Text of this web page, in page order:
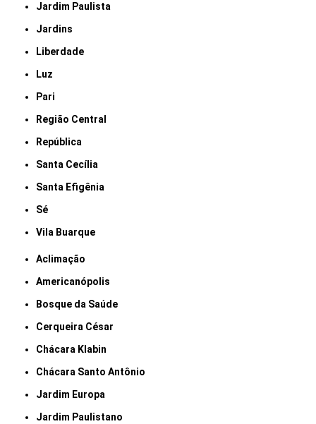
Jardim Paulista
Jardins
Liberdade
Luz
Pari
Região Central
República
Santa Cecília
Santa Efigênia
Sé
Vila Buarque
Aclimação
Americanópolis
Bosque da Saúde
Cerqueira César
Chácara Klabin
Chácara Santo Antônio
Jardim Europa
Jardim Paulistano